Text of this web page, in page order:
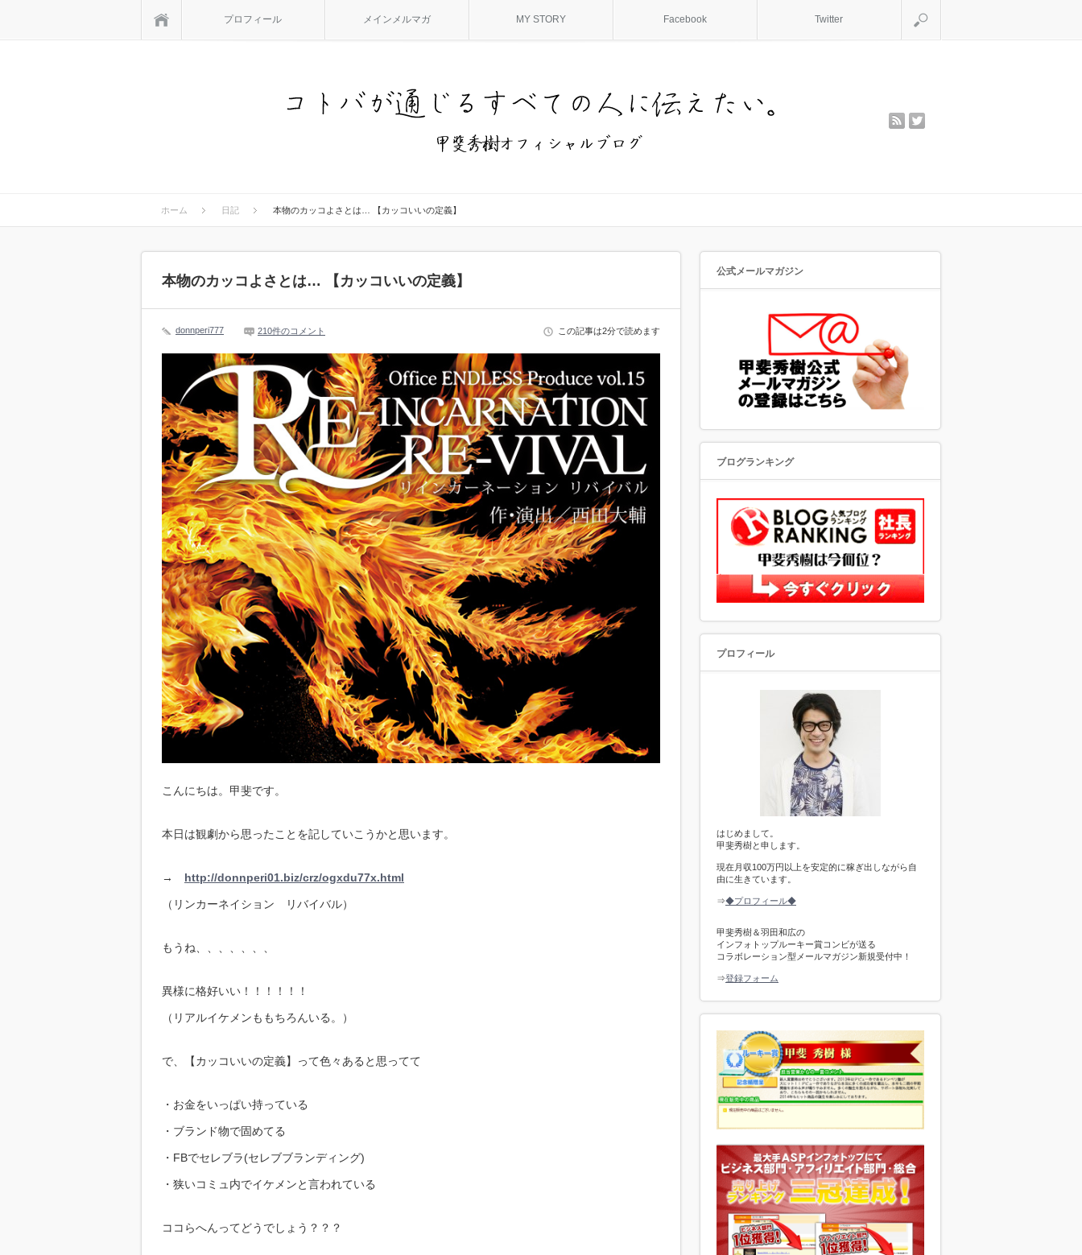
プロフィール メインメルマガ MY STORY Facebook Twitter
rss
ホーム 日記 本物のカッコよさとは… 【カッコいいの定義】
本物のカッコよさとは… 【カッコいいの定義】
donnperi777 210件のコメント この記事は2分で読めます
こんにちは。甲斐です。
本日は観劇から思ったことを記していこうかと思います。
→ http://donnperi01.biz/crz/ogxdu77x.html
（リンカーネイション リバイバル）
もうね、、、、、、、
異様に格好いい！！！！！！
（リアルイケメンももちろんいる。）
で、【カッコいいの定義】って色々あると思ってて
・お金をいっぱい持っている
・ブランド物で固めてる
・FBでセレブラ(セレブブランディング)
・狭いコミュ内でイケメンと言われている
ココらへんってどうでしょう？？？
公式メールマガジン
ブログランキング
プロフィール
はじめまして。
甲斐秀樹と申します。
現在月収100万円以上を安定的に稼ぎ出しながら自
由に生きています。
⇒◆プロフィール◆
甲斐秀樹＆羽田和広の
インフォトップルーキー賞コンビが送る
コラボレーション型メールマガジン新規受付中！
⇒登録フォーム